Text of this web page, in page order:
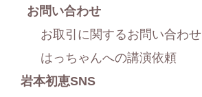
お問い合わせ
お取引に関するお問い合わせ
はっちゃんへの講演依頼
岩本初恵SNS